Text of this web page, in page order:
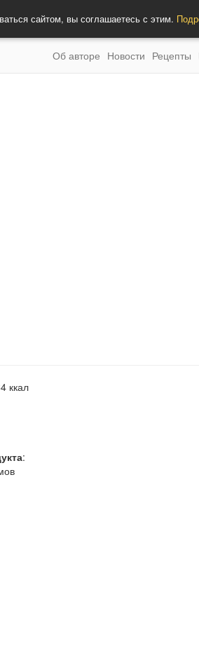
сайтом, вы соглашаетесь с этим.
Об авторе Новости Рецепты
ккал
: